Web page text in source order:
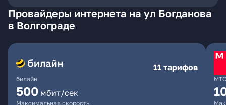
Провайдеры интернета на ул Богданова
в Волгограде
билайн
11 тарифов
500 мбит/сек
Максимальная скорость
МТС